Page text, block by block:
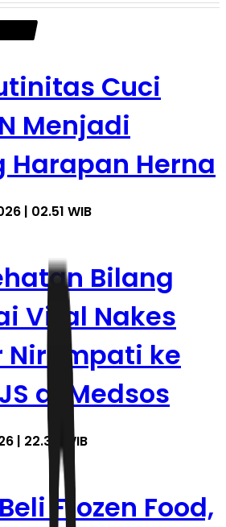
Cuci
Menjadi
Harapan Herna
| 02.51 WIB
Bilang
Viral Nakes
Nirempati ke
di Medsos
| 22.30 WIB
Frozen Food,